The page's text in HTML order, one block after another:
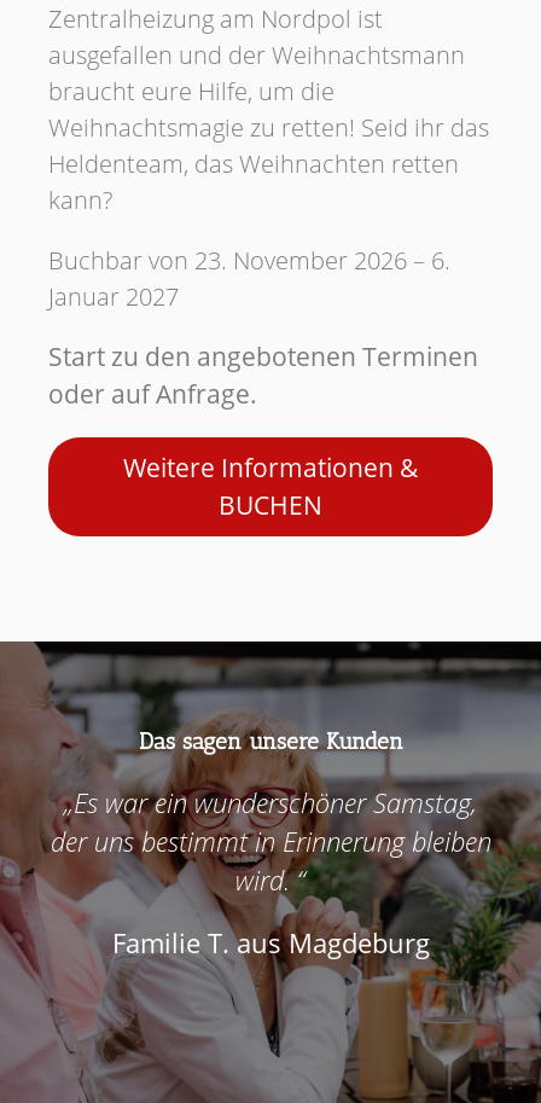
Zentralheizung am Nordpol ist
ausgefallen und der Weihnachtsmann
braucht eure Hilfe, um die
Weihnachtsmagie zu retten! Seid ihr das
Heldenteam, das Weihnachten retten
kann?
Buchbar von 23. November 2026 – 6.
Januar 2027
Start zu den angebotenen Terminen
oder auf Anfrage.
Weitere Informationen &
BUCHEN
Das sagen unsere Kunden
„Es war ein wunderschöner Samstag,
der uns bestimmt in Erinnerung bleiben
wird. “
Familie T. aus Magdeburg